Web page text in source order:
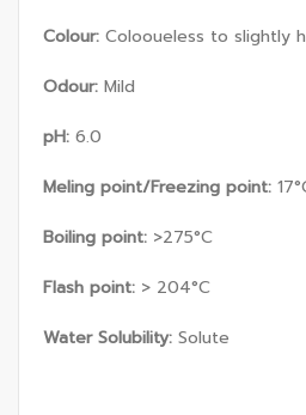
Colour: Colooueless to slightly
Odour: Mild
pH: 6.0
Meling point/Freezing point:
Boiling point: >275°C
Flash point: > 204°C
Water Solubility: Solute